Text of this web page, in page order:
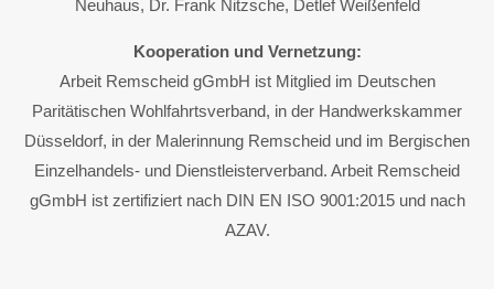
Neuhaus, Dr. Frank Nitzsche, Detlef Weißenfeld
Kooperation und Vernetzung:
Arbeit Remscheid gGmbH ist Mitglied im Deutschen
Paritätischen Wohlfahrtsverband, in der Handwerkskammer
Düsseldorf, in der Malerinnung Remscheid und im Bergischen
Einzelhandels- und Dienstleisterverband. Arbeit Remscheid
gGmbH ist zertifiziert nach DIN EN ISO 9001:2015 und nach
AZAV.